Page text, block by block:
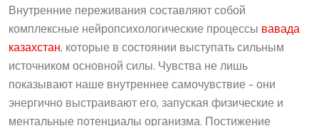
Внутренние переживания составляют собой
комплексные нейропсихологические процессы вавада
казахстан, которые в состоянии выступать сильным
источником основной силы. Чувства не лишь
показывают наше внутреннее самочувствие – они
энергично выстраивают его, запуская физические и
ментальные потенциалы организма. Постижение